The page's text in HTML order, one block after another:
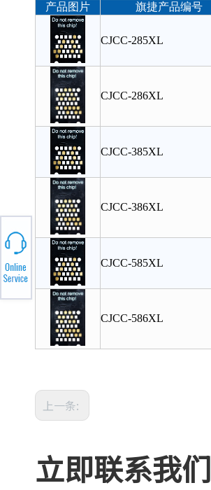
产品图片 旗捷产品编号
CJCC-285XL
CJCC-286XL
CJCC-385XL
CJCC-386XL
CJCC-585XL
CJCC-586XL
上一条:
立即联系我们